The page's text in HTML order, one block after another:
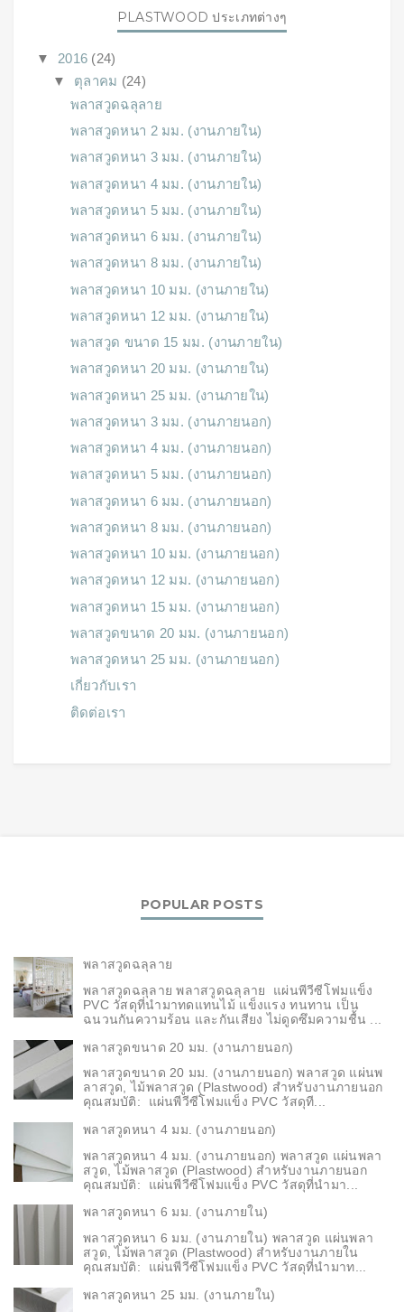
PLASTWOOD ประเภทต่างๆ
▼ 2016 (24)
▼ ตุลาคม (24)
พลาสวูดฉลุลาย
พลาสวูดหนา 2 มม. (งานภายใน)
พลาสวูดหนา 3 มม. (งานภายใน)
พลาสวูดหนา 4 มม. (งานภายใน)
พลาสวูดหนา 5 มม. (งานภายใน)
พลาสวูดหนา 6 มม. (งานภายใน)
พลาสวูดหนา 8 มม. (งานภายใน)
พลาสวูดหนา 10 มม. (งานภายใน)
พลาสวูดหนา 12 มม. (งานภายใน)
พลาสวูด ขนาด 15 มม. (งานภายใน)
พลาสวูดหนา 20 มม. (งานภายใน)
พลาสวูดหนา 25 มม. (งานภายใน)
พลาสวูดหนา 3 มม. (งานภายนอก)
พลาสวูดหนา 4 มม. (งานภายนอก)
พลาสวูดหนา 5 มม. (งานภายนอก)
พลาสวูดหนา 6 มม. (งานภายนอก)
พลาสวูดหนา 8 มม. (งานภายนอก)
พลาสวูดหนา 10 มม. (งานภายนอก)
พลาสวูดหนา 12 มม. (งานภายนอก)
พลาสวูดหนา 15 มม. (งานภายนอก)
พลาสวูดขนาด 20 มม. (งานภายนอก)
พลาสวูดหนา 25 มม. (งานภายนอก)
เกี่ยวกับเรา
ติดต่อเรา
POPULAR POSTS
พลาสวูดฉลุลาย
พลาสวูดฉลุลาย พลาสวูดฉลุลาย แผ่นพีวีซีโฟมแข็ง
PVC วัสดุที่นำมาทดแทนไม้ แข็งแรง ทนทาน เป็น
ฉนวนกันความร้อน และกันเสียง ไม่ดูดซึมความชื้น ...
พลาสวูดขนาด 20 มม. (งานภายนอก)
พลาสวูดขนาด 20 มม. (งานภายนอก) พลาสวูด แผ่นพ
ลาสวูด, ไม้พลาสวูด (Plastwood) สำหรับงานภายนอก
คุณสมบัติ: แผ่นพีวีซีโฟมแข็ง PVC วัสดุที...
พลาสวูดหนา 4 มม. (งานภายนอก)
พลาสวูดหนา 4 มม. (งานภายนอก) พลาสวูด แผ่นพลา
สวูด, ไม้พลาสวูด (Plastwood) สำหรับงานภายนอก
คุณสมบัติ: แผ่นพีวีซีโฟมแข็ง PVC วัสดุที่นำมา...
พลาสวูดหนา 6 มม. (งานภายใน)
พลาสวูดหนา 6 มม. (งานภายใน) พลาสวูด แผ่นพลา
สวูด, ไม้พลาสวูด (Plastwood) สำหรับงานภายใน
คุณสมบัติ: แผ่นพีวีซีโฟมแข็ง PVC วัสดุที่นำมาท...
พลาสวูดหนา 25 มม. (งานภายใน)